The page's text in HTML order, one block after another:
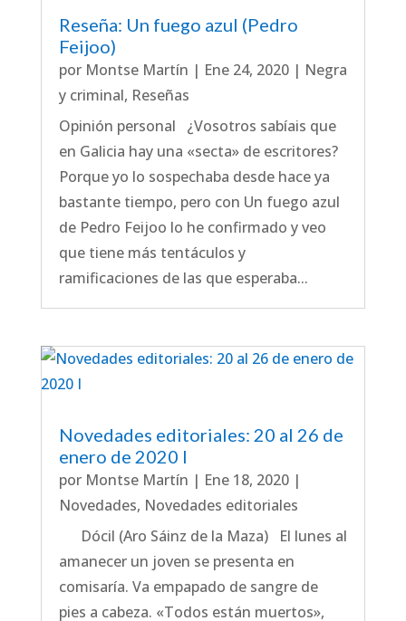
Reseña: Un fuego azul (Pedro
Feijoo)
por Montse Martín | Ene 24, 2020| Negra
y criminal, Reseñas
Opinión personal ¿Vosotros sabíais que
en Galicia hay una «secta» de escritores?
Porque yo lo sospechaba desde hace ya
bastante tiempo, pero con Un fuego azul
de Pedro Feijoo lo he confirmado y veo
que tiene más tentáculos y
ramificaciones de las que esperaba...
Novedades editoriales: 20 al 26 de
enero de 2020 I
por Montse Martín | Ene 18, 2020|
Novedades, Novedades editoriales
Dócil (Aro Sáinz de la Maza) El lunes al
amanecer un joven se presenta en
comisaría. Va empapado de sangre de
pies a cabeza. «Todos están muertos»,